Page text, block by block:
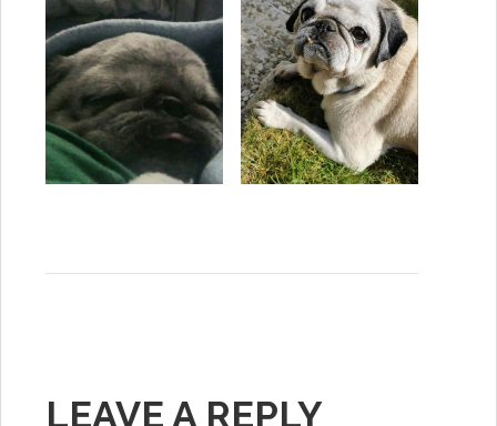
LEAVE A REPLY